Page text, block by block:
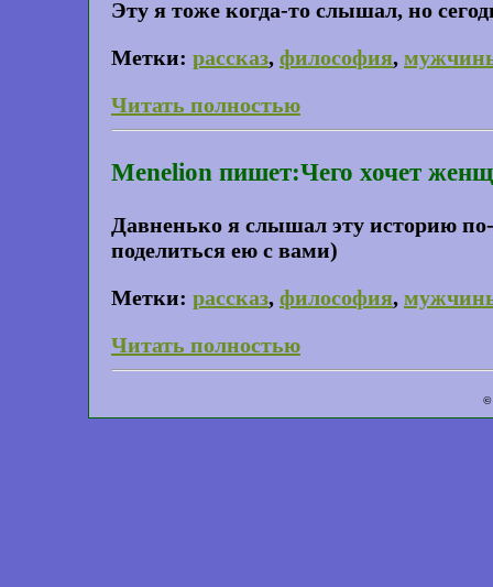
Эту я тоже когда-то слышал, но
Метки: рассказ, философия,
Читать полностью
Menelion пишет:Чего хочет
Давненько я слышал эту историю
поделиться ею с вами)
Метки: рассказ, философия,
Читать полностью
©